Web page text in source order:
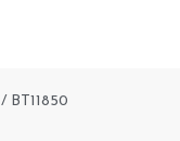
/ BT11850